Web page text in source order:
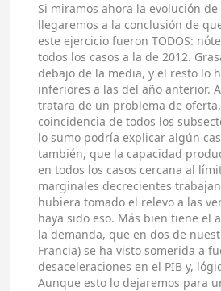
Si miramos ahora la evolución
llegaremos a la conclusión de
este ejercicio fueron TODOS:
todos los casos a la de 2012.
debajo de la media, y el resto lo
inferiores a las del año anterior.
tratara de un problema de
coincidencia de todos los
lo sumo podría explicar algún
también, que la capacidad
en todos los casos cercana al
marginales decrecientes
hubiera tomado el relevo a las
haya sido eso. Más bien tiene el
la demanda, que en dos de
Francia) se ha visto somerida a
desaceleraciones en el PIB y,
Aunque esto lo dejaremos para